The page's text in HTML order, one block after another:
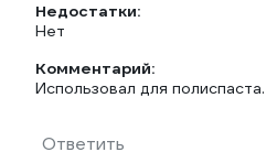
Недостатки:
Нет
Комментарий:
Использовал для полиспаста.
Ответить